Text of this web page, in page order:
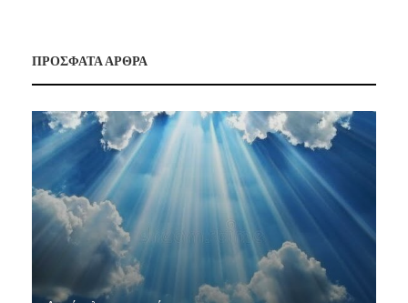
ΠΡΟΣΦΑΤΑ ΑΡΘΡΑ